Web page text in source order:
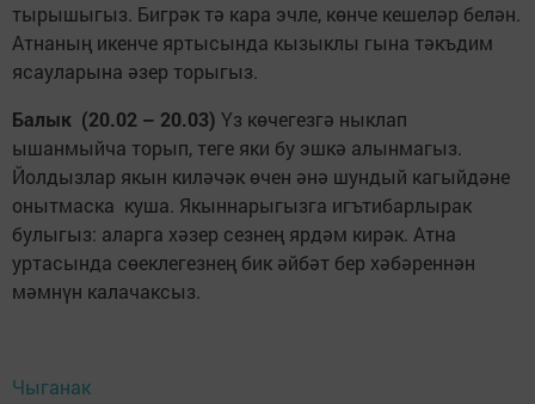
тырышыгыз. Бигрәк тә кара эчле, көнче кешеләр белән.
Атнаның икенче яртысында кызыклы гына тәкъдим
ясауларына әзер торыгыз.
Балык (20.02 – 20.03) Үз көчегезгә ныклап
ышанмыйча торып, теге яки бу эшкә алынмагыз.
Йолдызлар якын киләчәк өчен әнә шундый кагыйдәне
онытмаска куша. Якыннарыгызга игътибарлырак
булыгыз: аларга хәзер сезнең ярдәм кирәк. Атна
уртасында сөеклегезнең бик әйбәт бер хәбәреннән
мәмнүн калачаксыз.
Чыганак